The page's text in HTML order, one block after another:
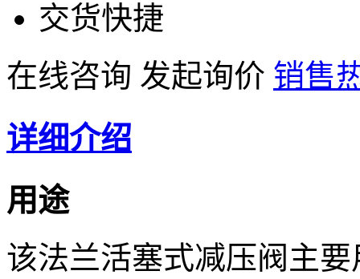
交货快捷
在线咨询 发起询价 销售
详细介绍
用途
该法兰活塞式减压阀主